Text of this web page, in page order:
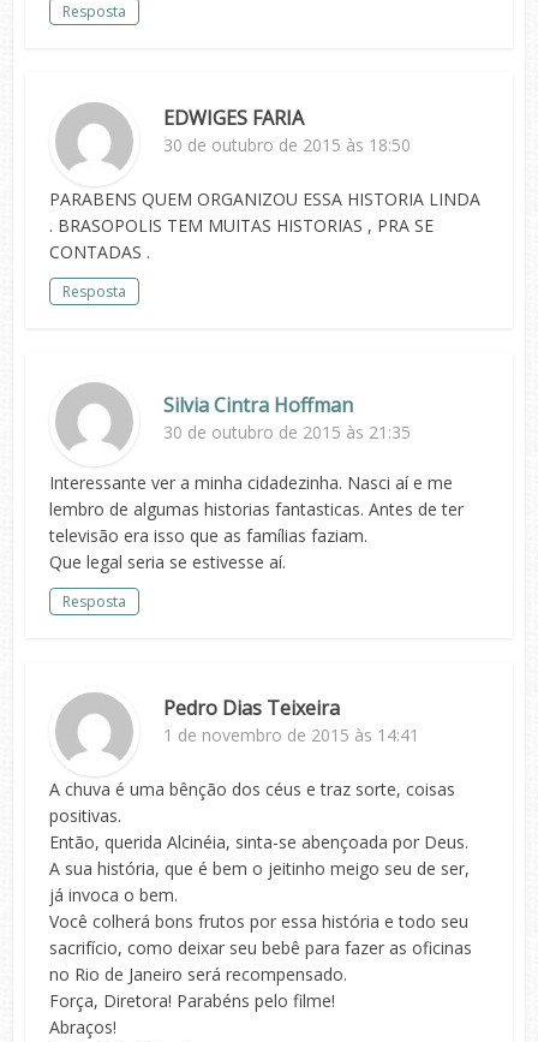
Resposta
EDWIGES FARIA
30 de outubro de 2015 às 18:50
PARABENS QUEM ORGANIZOU ESSA HISTORIA LINDA
. BRASOPOLIS TEM MUITAS HISTORIAS , PRA SE
CONTADAS .
Resposta
Silvia Cintra Hoffman
30 de outubro de 2015 às 21:35
Interessante ver a minha cidadezinha. Nasci aí e me
lembro de algumas historias fantasticas. Antes de ter
televisão era isso que as famílias faziam.
Que legal seria se estivesse aí.
Resposta
Pedro Dias Teixeira
1 de novembro de 2015 às 14:41
A chuva é uma bênção dos céus e traz sorte, coisas
positivas.
Então, querida Alcinéia, sinta-se abençoada por Deus.
A sua história, que é bem o jeitinho meigo seu de ser,
já invoca o bem.
Você colherá bons frutos por essa história e todo seu
sacrifício, como deixar seu bebê para fazer as oficinas
no Rio de Janeiro será recompensado.
Força, Diretora! Parabéns pelo filme!
Abraços!